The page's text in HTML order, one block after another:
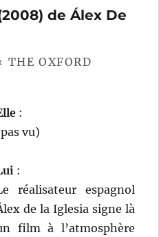
de Álex De
OXFORD
:
vu)
:
réalisateur espagnol
de la Iglesia signe là
film à l’atmosphère